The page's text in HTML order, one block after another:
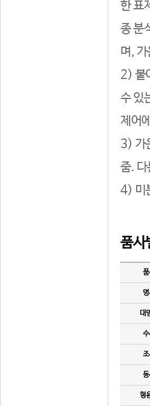
한 표
종 분
며,
2) 붙
수 있
제어
3) 가
줌. 다
4) 미
품사
대
형